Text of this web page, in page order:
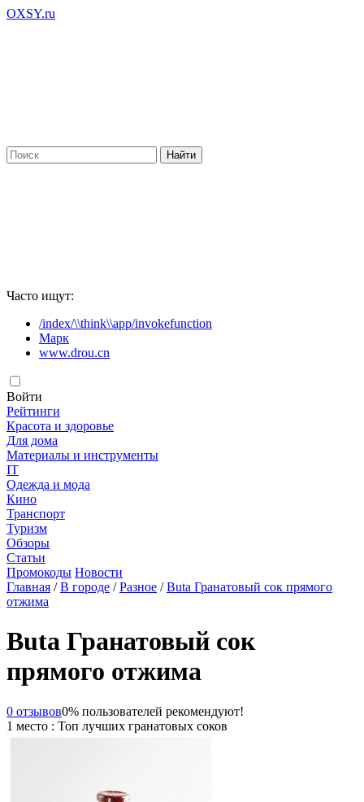
OXSY.ru
Часто ищут:
/index/\\think\\app/invokefunction
Марк
www.drou.cn
Войти
Рейтинги
Красота и здоровье
Для дома
Материалы и инструменты
IT
Одежда и мода
Кино
Транспорт
Туризм
Обзоры
Статьи
Промокоды Новости
Главная /В городе /Разное /Buta Гранатовый сок прямого
отжима
Buta Гранатовый сок
прямого отжима
0 отзывов0% пользователей рекомендуют!
1 место : Топ лучших гранатовых соков